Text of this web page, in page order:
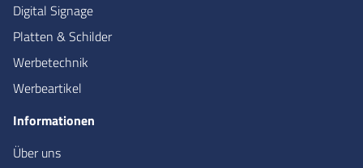
Digital Signage
Platten & Schilder
Werbetechnik
Werbeartikel
Informationen
Über uns